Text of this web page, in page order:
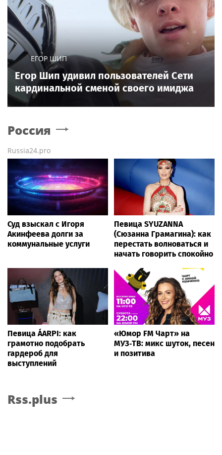
ЕГОР ШИП
Егор Шип удивил пользователей Сети
кардинальной сменой своего имиджа
Россия
Russia24.pro
Суд взыскал с Игоря
Акинфеева долги за
коммунальные услуги
Певица SYUZANNA
(Сюзанна Грамагина): как
перестать волноваться и
начать говорить спокойно
Певица ÁARPI: как
грамотно подобрать
гардероб для
выступлений
«Юмор FM Чарт» на
МУЗ‑ТВ: микс шуток, песен
и позитива
Rss.plus